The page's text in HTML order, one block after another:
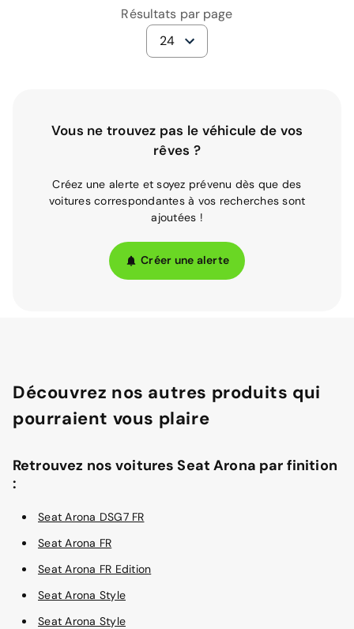
Résultats par page
24
Vous ne trouvez pas le véhicule de vos
rêves ?
Créez une alerte et soyez prévenu dès que des
voitures correspondantes à vos recherches sont
ajoutées !
Créer une alerte
Découvrez nos autres produits qui
pourraient vous plaire
Retrouvez nos voitures Seat Arona par finition
:
Seat Arona DSG7 FR
Seat Arona FR
Seat Arona FR Edition
Seat Arona Style
Seat Arona Style